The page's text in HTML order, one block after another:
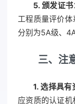
5. 颁发证书
工程质量评价体
分别为5A级、
三、注
1. 选择具有
应资质的认证